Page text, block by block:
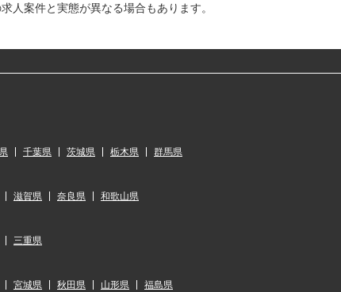
人案件と実態が異なる場合もあります。
千葉県 茨城県 栃木県 群馬県
滋賀県 奈良県 和歌山県
三重県
宮城県 秋田県 山形県 福島県